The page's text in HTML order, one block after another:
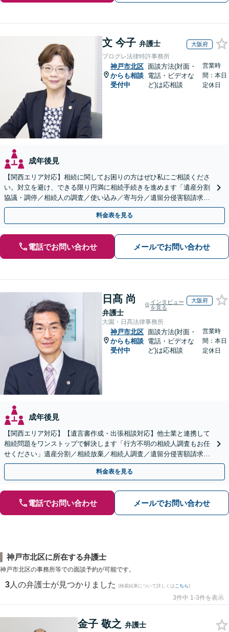
文 今子 弁護士 大阪府
プログレ法律特許事務所
神戸市北区
からも相談
受付中
面談方法(対面・
電話・ビデオな
ど)は応相談
営業時
間：本日
定休日
成年後見
【関西エリア対応】相続に関してお困りの方はぜひ私にご相談くださ
い。対立を避け、できる限り円満に相続手続きを進めます「遺産分割
協議・調停／相続人の調査／使い込み／寄与分／遺留分侵害額請求／
相続放棄（借金の相続）／遺言書作成【休日・夜間相談可】
料金表を見る
電話でお問い合わせ メールでお問い合わせ
日髙 尚
弁護士
インタビュー
を見る
大阪府
大園・日髙法律事務所
神戸市北区
からも相談
受付中
面談方法(対面・
電話・ビデオな
ど)は応相談
営業時
間：本日
定休日
成年後見
【関西エリア対応】【遺言書作成・出張相談対応】他士業と連携して
相続問題をワンストップで解決します「行方不明の相続人調査もお任
せください」遺産分割／相続放棄／相続人調査／遺留分侵害額請求／
登記など【休日・夜間面談可】【分割払い対応】
料金表を見る
電話でお問い合わせ メールでお問い合わせ
神戸市北区に所在する弁護士
神戸市北区の事務所等での面談予約が可能です。
3 人の弁護士が見つかりました (検索結果について詳しくは こちら)
3件中 1-3件を表示
金子 敬之 弁護士